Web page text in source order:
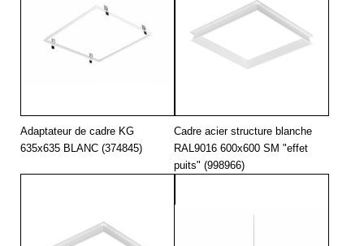
Adaptateur de cadre KG
635x635 BLANC (374845)
Cadre acier structure blanche
RAL9016 600x600 SM "effet
puits" (998966)